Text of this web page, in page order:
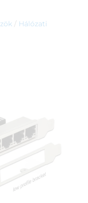
/ Hálózati